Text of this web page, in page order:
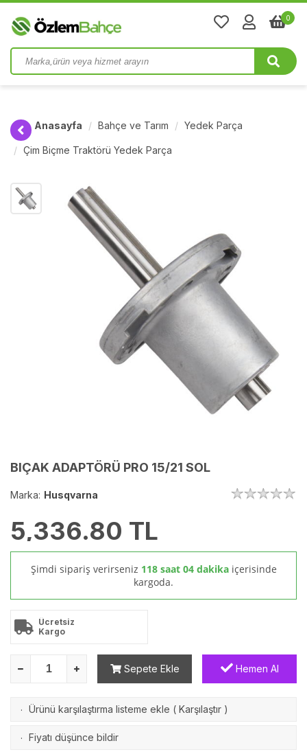
0
Anasayfa Bahçe ve Tarım Yedek Parça
Çim Biçme Traktörü Yedek Parça
BIÇAK ADAPTÖRÜ PRO 15/21 SOL
Marka: Husqvarna
5,336.80 TL
Şimdi sipariş verirseniz 118 saat 04 dakika içerisinde
kargoda.
Ücretsiz
Kargo
Sepete Ekle Hemen Al
· Ürünü karşılaştırma listeme ekle ( Karşılaştır )
· Fiyatı düşünce bildir